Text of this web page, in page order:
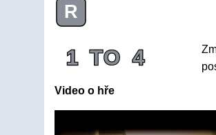
R
1 TO 4
Video o hře